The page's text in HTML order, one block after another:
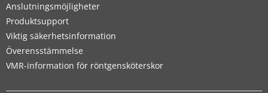
Anslutningsmöjligheter
Produktsupport
Viktig säkerhetsinformation
Överensstämmelse
VMR-information för röntgensköterskor